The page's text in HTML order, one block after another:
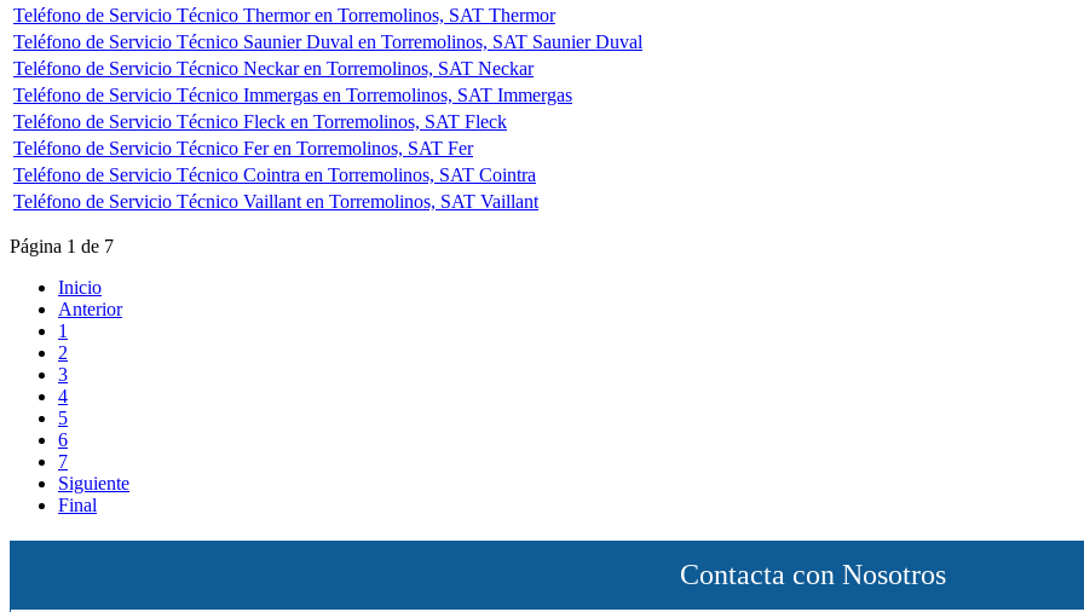
Teléfono de Servicio Técnico Thermor en Torremolinos, SAT Thermor
Teléfono de Servicio Técnico Saunier Duval en Torremolinos, SAT Saunier Duval
Teléfono de Servicio Técnico Neckar en Torremolinos, SAT Neckar
Teléfono de Servicio Técnico Immergas en Torremolinos, SAT Immergas
Teléfono de Servicio Técnico Fleck en Torremolinos, SAT Fleck
Teléfono de Servicio Técnico Fer en Torremolinos, SAT Fer
Teléfono de Servicio Técnico Cointra en Torremolinos, SAT Cointra
Teléfono de Servicio Técnico Vaillant en Torremolinos, SAT Vaillant
Página 1 de 7
Inicio
Anterior
1
2
3
4
5
6
7
Siguiente
Final
Contacta con Nosotros